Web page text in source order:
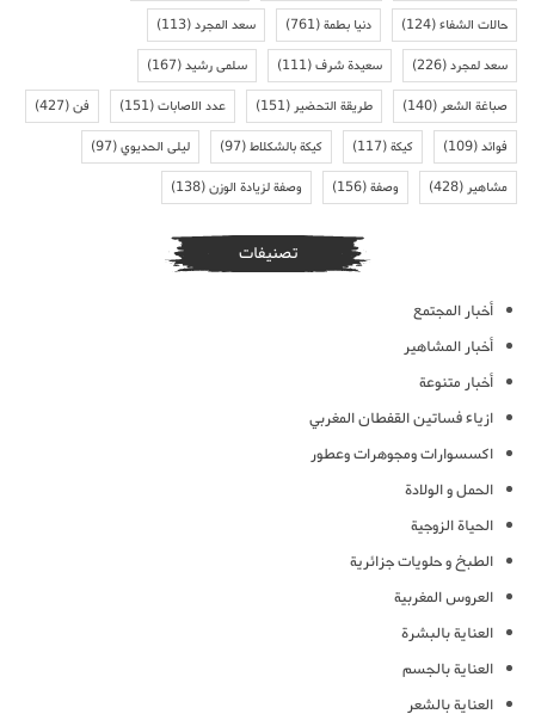
حالات الشفاء(124) دنيا بطمة(761) سعد المجرد(113)
سعد لمجرد(226) سعيدة شرف(111) سلمى رشيد(167)
صباغة الشعر(140) طريقة التحضير(151) عدد الاصابات(151) فن(427)
فوائد(109) كيكة(117) كيكة بالشكلاط(97) ليلى الحديوي(97)
مشاهير(428) وصفة(156) وصفة لزيادة الوزن(138)
تصنيفات
أخبار المجتمع
أخبار المشاهير
أخبار متنوعة
ازياء فساتين القفطان المغربي
اكسسوارات ومجوهرات وعطور
الحمل و الولادة
الحياة الزوجية
الطبخ و حلويات جزائرية
العروس المغربية
العناية بالبشرة
العناية بالجسم
العناية بالشعر